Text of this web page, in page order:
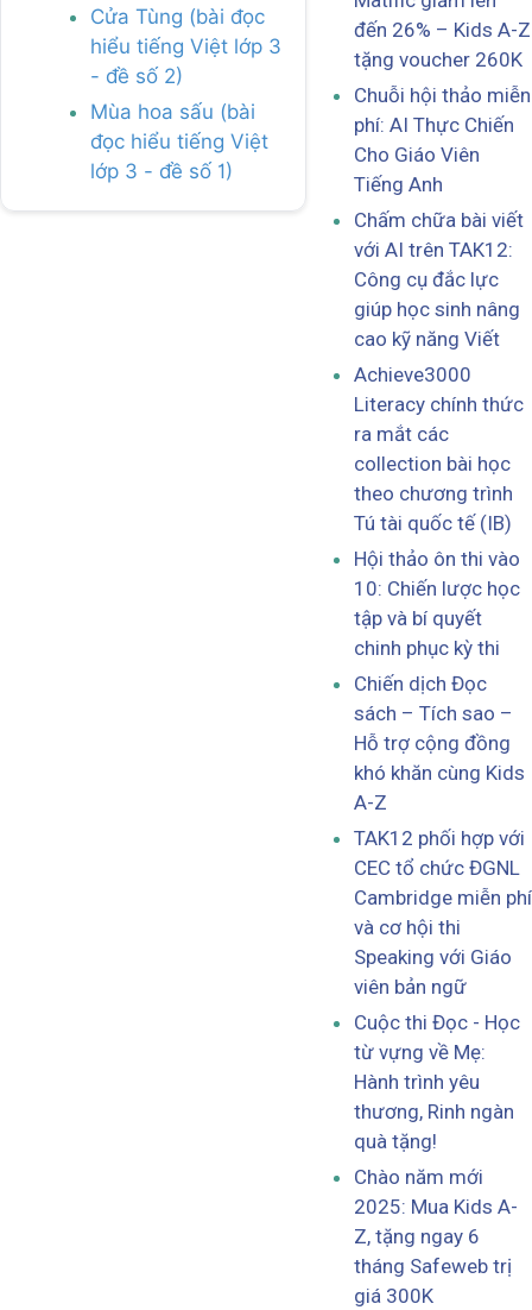
Cửa Tùng (bài đọc
hiểu tiếng Việt lớp 3
- đề số 2)
Mùa hoa sấu (bài
đọc hiểu tiếng Việt
lớp 3 - đề số 1)
đến 26% – Kids A-Z
tặng voucher 260K
Chuỗi hội thảo miễn
phí: AI Thực Chiến
Cho Giáo Viên
Tiếng Anh
Chấm chữa bài viết
với AI trên TAK12:
Công cụ đắc lực
giúp học sinh nâng
cao kỹ năng Viết
Achieve3000
Literacy chính thức
ra mắt các
collection bài học
theo chương trình
Tú tài quốc tế (IB)
Hội thảo ôn thi vào
10: Chiến lược học
tập và bí quyết
chinh phục kỳ thi
Chiến dịch Đọc
sách – Tích sao –
Hỗ trợ cộng đồng
khó khăn cùng Kids
A-Z
TAK12 phối hợp với
CEC tổ chức ĐGNL
Cambridge miễn phí
và cơ hội thi
Speaking với Giáo
viên bản ngữ
Cuộc thi Đọc - Học
từ vựng về Mẹ:
Hành trình yêu
thương, Rinh ngàn
quà tặng!
Chào năm mới
2025: Mua Kids A-
Z, tặng ngay 6
tháng Safeweb trị
giá 300K